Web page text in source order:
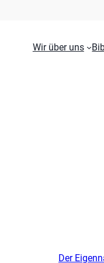
Wir über uns
Der